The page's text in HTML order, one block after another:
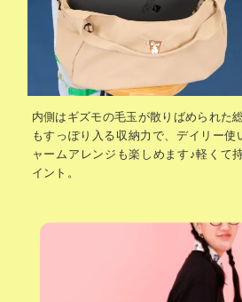
内側はギズモの毛玉が散りばめられた
もすっぽり入る収納力で、デイリー
ャームアレンジも楽しめます♪軽くて
イント。